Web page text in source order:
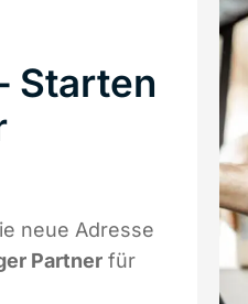
Starten
neue Adresse
Partner für